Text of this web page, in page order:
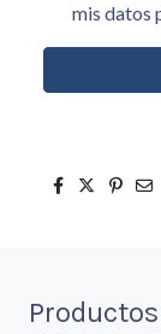
mis datos